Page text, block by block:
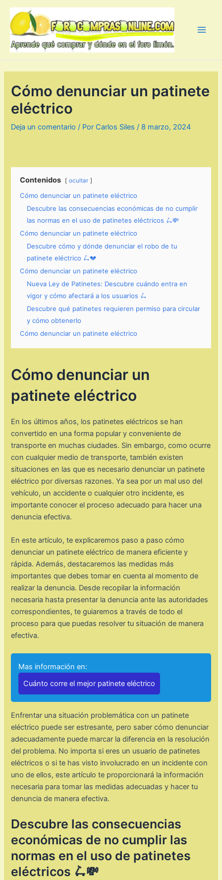
contenido
Cómo denunciar un patinete
eléctrico
Deja un comentario / Por Carlos Siles / 8 marzo, 2024
Contenidos ocultar
Cómo denunciar un patinete eléctrico
Descubre las consecuencias económicas de no cumplir
las normas en el uso de patinetes eléctricos 🛴💸
Cómo denunciar un patinete eléctrico
Descubre cómo y dónde denunciar el robo de tu
patinete eléctrico 🛴💔
Cómo denunciar un patinete eléctrico
Nueva Ley de Patinetes: Descubre cuándo entra en
vigor y cómo afectará a los usuarios 🛴
Descubre qué patinetes requieren permiso para circular
y cómo obtenerlo
Cómo denunciar un patinete eléctrico
Cómo denunciar un
patinete eléctrico
En los últimos años, los patinetes eléctricos se han
convertido en una forma popular y conveniente de
transporte en muchas ciudades. Sin embargo, como ocurre
con cualquier medio de transporte, también existen
situaciones en las que es necesario denunciar un patinete
eléctrico por diversas razones. Ya sea por un mal uso del
vehículo, un accidente o cualquier otro incidente, es
importante conocer el proceso adecuado para hacer una
denuncia efectiva.
En este artículo, te explicaremos paso a paso cómo
denunciar un patinete eléctrico de manera eficiente y
rápida. Además, destacaremos las medidas más
importantes que debes tomar en cuenta al momento de
realizar la denuncia. Desde recopilar la información
necesaria hasta presentar la denuncia ante las autoridades
correspondientes, te guiaremos a través de todo el
proceso para que puedas resolver tu situación de manera
efectiva.
Mas información en:
Cuánto corre el mejor patinete eléctrico
Enfrentar una situación problemática con un patinete
eléctrico puede ser estresante, pero saber cómo denunciar
adecuadamente puede marcar la diferencia en la resolución
del problema. No importa si eres un usuario de patinetes
eléctricos o si te has visto involucrado en un incidente con
uno de ellos, este artículo te proporcionará la información
necesaria para tomar las medidas adecuadas y hacer tu
denuncia de manera efectiva.
Descubre las consecuencias
económicas de no cumplir las
normas en el uso de patinetes
eléctricos 🛴💸